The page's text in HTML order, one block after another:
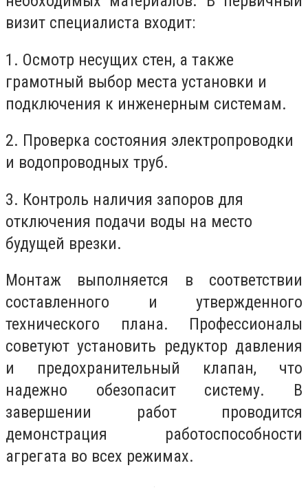
визит специалиста входит:
1. Осмотр несущих стен, а также
грамотный выбор места установки и
подключения к инженерным системам.
2. Проверка состояния электропроводки
и водопроводных труб.
3. Контроль наличия запоров для
отключения подачи воды на место
будущей врезки.
Монтаж выполняется в соответствии
составленного и утвержденного
технического плана. Профессионалы
советуют установить редуктор давления
и предохранительный клапан, что
надежно обезопасит систему. В
завершении работ проводится
демонстрация работоспособности
агрегата во всех режимах.